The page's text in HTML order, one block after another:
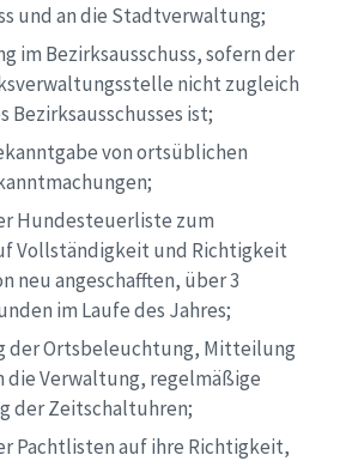
und an die Stadtverwaltung;
im Bezirksausschuss, sofern der
nicht zugleich
Bezirksausschusses ist;
von ortsüblichen
Hundesteuerliste zum
Vollständigkeit und Richtigkeit
neu angeschafften, über 3
im Laufe des Jahres;
der Ortsbeleuchtung, Mitteilung
die Verwaltung, regelmäßige
der Zeitschaltuhren;
Pachtlisten auf ihre Richtigkeit,